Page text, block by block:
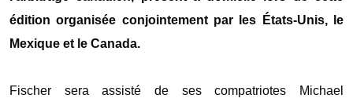
édition organisée conjointement par les États-Unis, le
Mexique et le Canada.
‎Fischer sera assisté de ses compatriotes Michael